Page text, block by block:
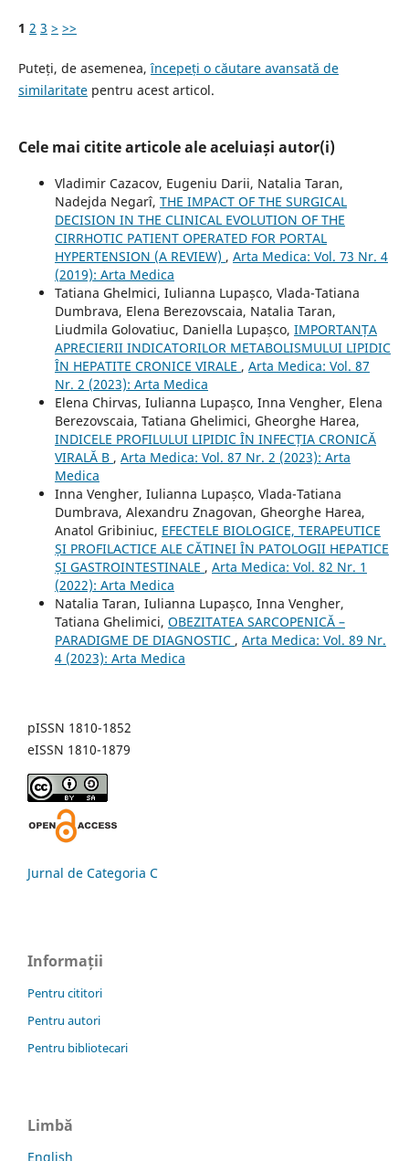
1 2 3 > >>
Puteți, de asemenea,începeți o căutare avansată de
similaritatepentru acest articol.
Cele mai citite articole ale aceluiași autor(i)
Vladimir Cazacov, Eugeniu Darii, Natalia Taran,
Nadejda Negarî, THE IMPACT OF THE SURGICAL
DECISION IN THE CLINICAL EVOLUTION OF THE
CIRRHOTIC PATIENT OPERATED FOR PORTAL
HYPERTENSION (A REVIEW) , Arta Medica: Vol. 73 Nr. 4
(2019): Arta Medica
Tatiana Ghelmici, Iulianna Lupașco, Vlada-Tatiana
Dumbrava, Elena Berezovscaia, Natalia Taran,
Liudmila Golovatiuc, Daniella Lupașco, IMPORTANȚA
APRECIERII INDICATORILOR METABOLISMULUI LIPIDIC
ÎN HEPATITE CRONICE VIRALE , Arta Medica: Vol. 87
Nr. 2 (2023): Arta Medica
Elena Chirvas, Iulianna Lupașco, Inna Vengher, Elena
Berezovscaia, Tatiana Ghelimici, Gheorghe Harea,
INDICELE PROFILULUI LIPIDIC ÎN INFECȚIA CRONICĂ
VIRALĂ B , Arta Medica: Vol. 87 Nr. 2 (2023): Arta
Medica
Inna Vengher, Iulianna Lupașco, Vlada-Tatiana
Dumbrava, Alexandru Znagovan, Gheorghe Harea,
Anatol Gribiniuc, EFECTELE BIOLOGICE, TERAPEUTICE
ȘI PROFILACTICE ALE CĂTINEI ÎN PATOLOGII HEPATICE
ȘI GASTROINTESTINALE , Arta Medica: Vol. 82 Nr. 1
(2022): Arta Medica
Natalia Taran, Iulianna Lupașco, Inna Vengher,
Tatiana Ghelimici, OBEZITATEA SARCOPENICĂ –
PARADIGME DE DIAGNOSTIC , Arta Medica: Vol. 89 Nr.
4 (2023): Arta Medica
pISSN 1810-1852
eISSN 1810-1879
Jurnal de Categoria C
Informații
Pentru cititori
Pentru autori
Pentru bibliotecari
Limbă
English